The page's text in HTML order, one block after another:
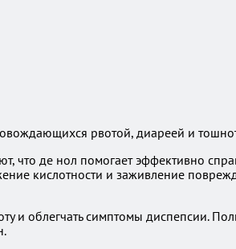
рвотой, диареей и
де нол помогает эффективно
кислотности и заживление
и облегчать симптомы диспепсии.